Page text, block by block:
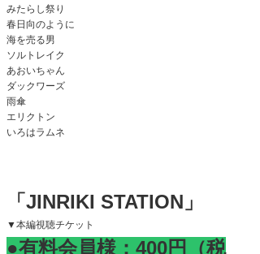
みたらし祭り
春日向のように
海を売る男
ソルトレイク
あおいちゃん
ダックワーズ
雨傘
エリクトン
いろはラムネ
「JINRIKI STATION」
▼本編視聴チケット
●有料会員様：400円（税